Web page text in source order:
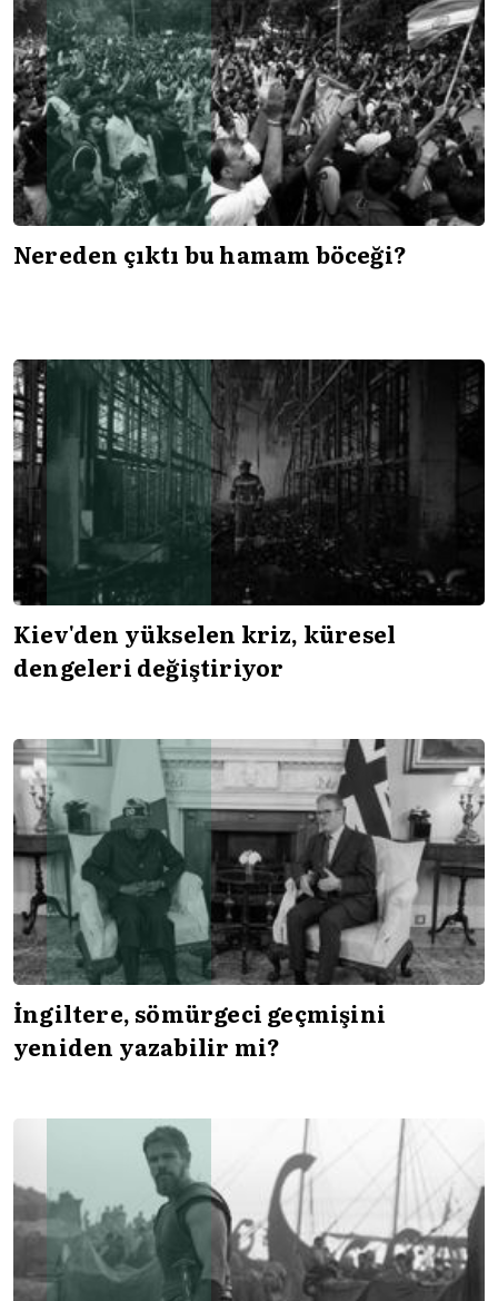
Nereden çıktı bu hamam böceği?
Kiev'den yükselen kriz, küresel
dengeleri değiştiriyor
İngiltere, sömürgeci geçmişini
yeniden yazabilir mi?